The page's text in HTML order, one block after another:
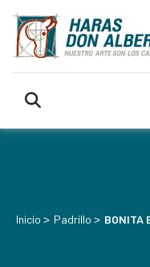
Inicio > Padrillo > BONITA